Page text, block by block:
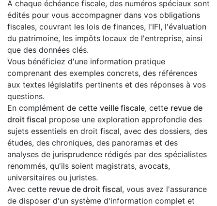
À chaque échéance fiscale, des numéros spéciaux sont
édités pour vous accompagner dans vos obligations
fiscales, couvrant les lois de finances, l'IFI, l'évaluation
du patrimoine, les impôts locaux de l'entreprise, ainsi
que des données clés.
Vous bénéficiez d'une information pratique
comprenant des exemples concrets, des références
aux textes législatifs pertinents et des réponses à vos
questions.
En complément de cette veille fiscale, cette revue de
droit fiscal propose une exploration approfondie des
sujets essentiels en droit fiscal, avec des dossiers, des
études, des chroniques, des panoramas et des
analyses de jurisprudence rédigés par des spécialistes
renommés, qu'ils soient magistrats, avocats,
universitaires ou juristes.
Avec cette revue de droit fiscal, vous avez l'assurance
de disposer d'un système d'information complet et